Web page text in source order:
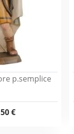
p.semplice
€